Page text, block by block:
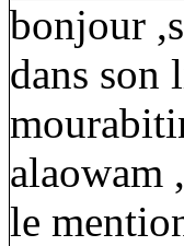
bonjour
dans son
alaowam
le